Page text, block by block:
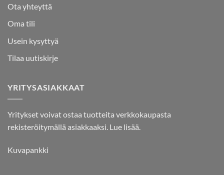
Ota yhteyttä
Oma tili
Usein kysyttyä
Tilaa uutiskirje
YRITYSASIAKKAAT
Yritykset voivat ostaa tuotteita verkkokaupasta
rekisteröitymällä asiakkaaksi. Lue lisää.
Kuvapankki